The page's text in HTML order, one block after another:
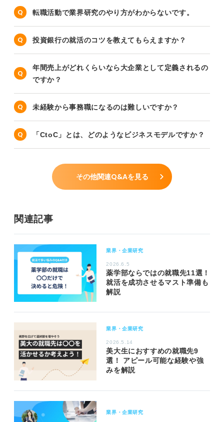
転職活動で業界研究のやり方がわからないです。
投資銀行の就活のコツを教えてもらえますか？
年間売上がどれくらいなら大企業として定義されるの
ですか？
未経験から事務職になるのは難しいですか？
「CtoC」とは、どのようなビジネスモデルですか？
その他関連Q&Aを見る
関連記事
業界・企業研究
2026.6.5
薬学部ならではの就職先11選！
就活を成功させるマスト準備も
解説
業界・企業研究
2026.5.14
美大生におすすめの就職先9
選！ アピール可能な経験や強
みを解説
業界・企業研究